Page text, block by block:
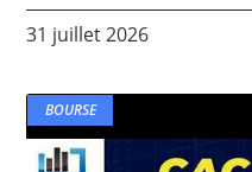
31 juillet 2026
BOURSE